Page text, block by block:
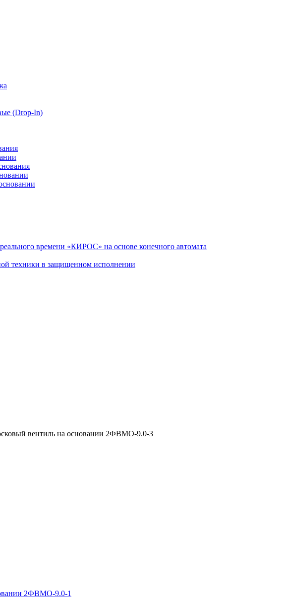
(Drop-In)
времени «КИРОС» на основе конечного автомата
техники в защищенном исполнении
вентиль на основании 2ФВМO-9.0-3
2ФВМO-9.0-1